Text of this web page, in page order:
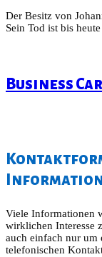
Der Besitz von
Sein Tod ist bis
Business
Viele Informationen
wirklichen Interesse
auch einfach nur um
telefonischen